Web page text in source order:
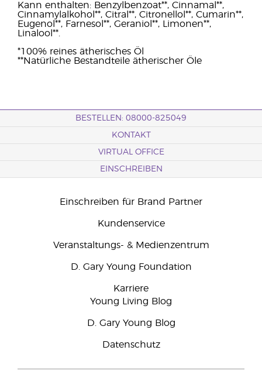
Kann enthalten: Benzylbenzoat**, Cinnamal**,
Cinnamylalkohol**, Citral**, Citronellol**, Cumarin**,
Eugenol**, Farnesol**, Geraniol**, Limonen**,
Linalool**.
*100% reines ätherisches Öl
**Natürliche Bestandteile ätherischer Öle
BESTELLEN: 08000-825049
KONTAKT
VIRTUAL OFFICE
EINSCHREIBEN
Einschreiben für Brand Partner
Kundenservice
Veranstaltungs- & Medienzentrum
D. Gary Young Foundation
Karriere
Young Living Blog
D. Gary Young Blog
Datenschutz